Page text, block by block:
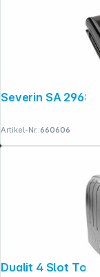
Artikel-Nr.:660606